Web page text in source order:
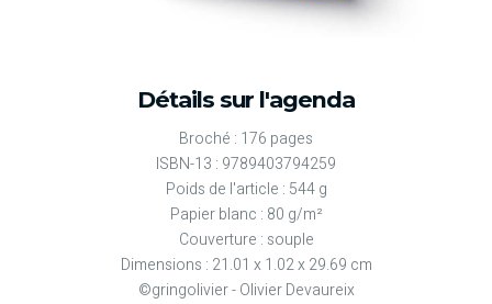
Détails sur l'agenda
Broché : 176 pages
ISBN-13 : 9789403794259
Poids de l'article : 544 g
Papier blanc : 80 g/m²
Couverture : souple
Dimensions : 21.01 x 1.02 x 29.69 cm
©gringolivier - Olivier Devaureix